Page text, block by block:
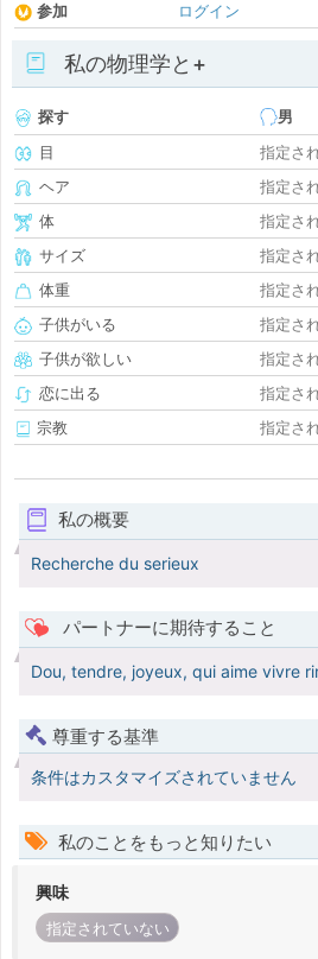
参加
ログイン
私の物理学と+
探す
男
目
指定さ
ヘア
指定さ
体
指定さ
サイズ
指定さ
体重
指定さ
子供がいる
指定さ
子供が欲しい
指定さ
恋に出る
指定さ
宗教
指定さ
私の概要
Recherche du serieux
パートナーに期待すること
Dou, tendre, joyeux, qui aime vivre
尊重する基準
条件はカスタマイズされていません
私のことをもっと知りたい
興味
指定されていない